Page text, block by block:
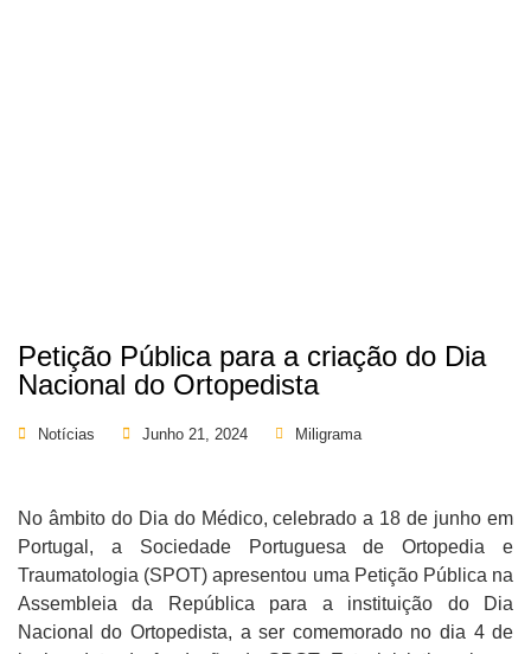
Petição Pública para a criação do Dia
Nacional do Ortopedista
Notícias Junho 21, 2024 Miligrama
No âmbito do Dia do Médico, celebrado a 18 de junho em
Portugal, a Sociedade Portuguesa de Ortopedia e
Traumatologia (SPOT) apresentou uma Petição Pública na
Assembleia da República para a instituição do Dia
Nacional do Ortopedista, a ser comemorado no dia 4 de